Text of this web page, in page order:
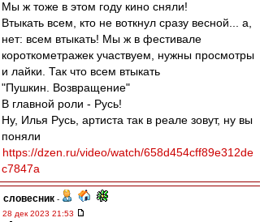
Мы ж тоже в этом году кино сняли!
Втыкать всем, кто не воткнул сразу весной... а,
нет: всем втыкать! Мы ж в фестивале
короткометражек участвуем, нужны просмотры
и лайки. Так что всем втыкать
"Пушкин. Возвращение"
В главной роли - Русь!
Ну, Илья Русь, артиста так в реале зовут, ну вы
поняли
https://dzen.ru/video/watch/658d454cff89e312de
c7847a
словесник -
28 дек 2023 21:53